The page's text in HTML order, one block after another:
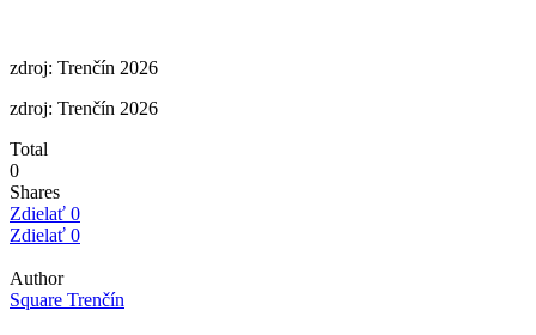
zdroj: Trenčín 2026
zdroj: Trenčín 2026
Total
0
Shares
Zdielať 0
Zdielať 0
Author
Square Trenčín